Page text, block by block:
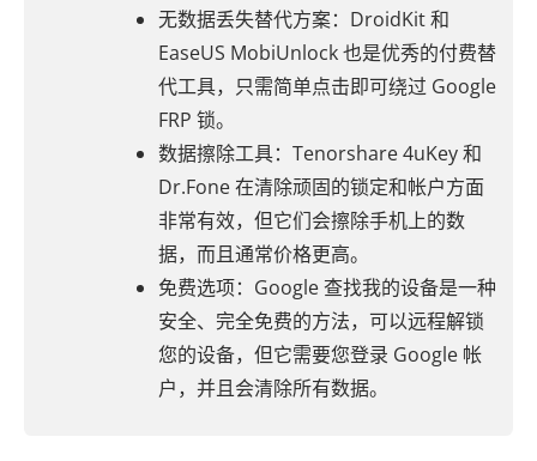
无数据丢失替代方案：DroidKit 和
EaseUS MobiUnlock 也是优秀的付费替
代工具，只需简单点击即可绕过 Google
FRP 锁。
数据擦除工具：Tenorshare 4uKey 和
Dr.Fone 在清除顽固的锁定和帐户方面
非常有效，但它们会擦除手机上的数
据，而且通常价格更高。
免费选项：Google 查找我的设备是一种
安全、完全免费的方法，可以远程解锁
您的设备，但它需要您登录 Google 帐
户，并且会清除所有数据。